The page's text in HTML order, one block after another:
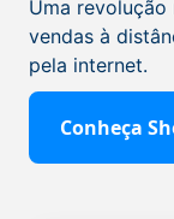
Uma
vendas à
pela internet.
Conheça